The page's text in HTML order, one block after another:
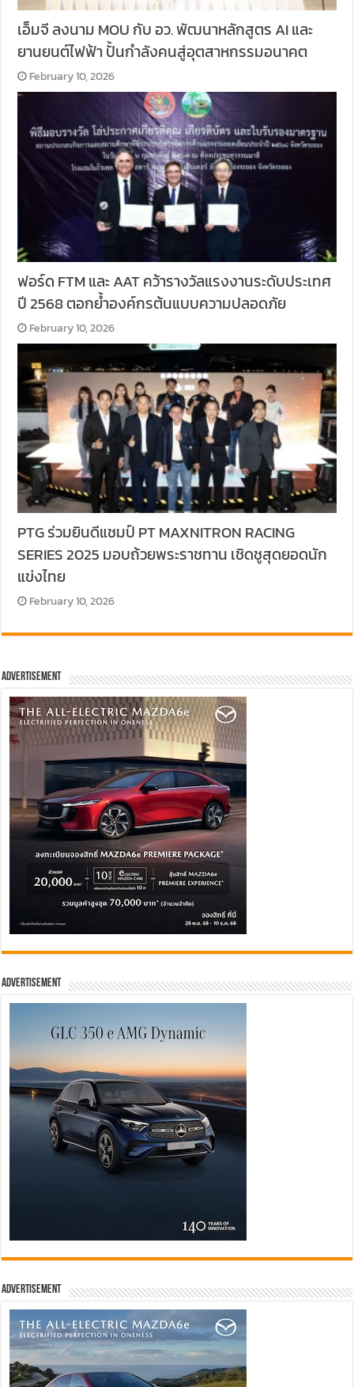
เอ็มจี ลงนาม MOU กับ อว. พัฒนาหลักสูตร AI และ
ยานยนต์ไฟฟ้า ปั้นกำลังคนสู่อุตสาหกรรมอนาคต
February 10, 2026
ฟอร์ด FTM และ AAT คว้ารางวัลแรงงานระดับประเทศ
ปี 2568 ตอกย้ำองค์กรต้นแบบความปลอดภัย
February 10, 2026
PTG ร่วมยินดีแชมป์ PT MAXNITRON RACING
SERIES 2025 มอบถ้วยพระราชทาน เชิดชูสุดยอดนัก
แข่งไทย
February 10, 2026
Advertisement
Advertisement
Advertisement